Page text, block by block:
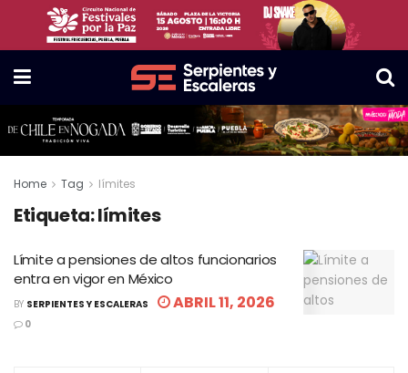
Home Tag límites
Etiqueta:límites
Límite a pensiones de altos funcionarios
entra en vigor en México
BY SERPIENTES Y ESCALERAS ABRIL 11, 2026
0